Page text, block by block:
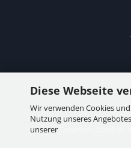
Diese Webseite
Wir verwenden Cookies
Nutzung unseres
unserer